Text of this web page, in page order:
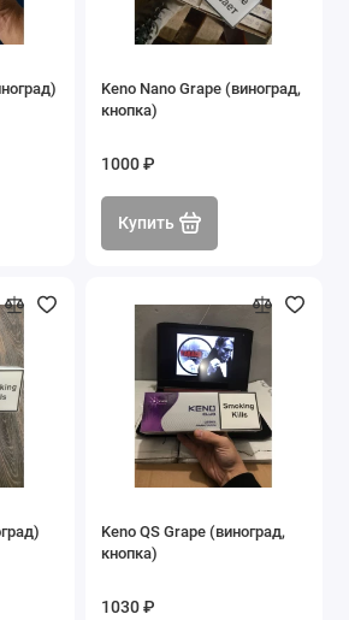
Keno Nano Grape (виноград,
кнопка)
1000 ₽
Купить
Keno QS Grape (виноград,
кнопка)
1030 ₽